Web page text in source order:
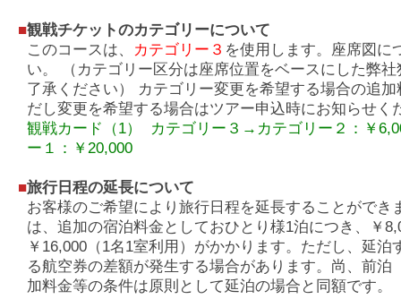
■観戦チケットのカテゴリーについて
このコースは、 カテゴリー３ を使用します。座席図に
い。 （カテゴリー区分は座席位置をベースにした弊
了承ください） カテゴリー変更を希望する場合の追
だし変更を希望する場合はツアー申込時にお知らせく
観戦カード（1） カテゴリー３→カテゴリー２：￥
ー１：￥20,000
■旅行日程の延長について
お客様のご希望により旅行日程を延長することができ
は、追加の宿泊料金としておひとり様1泊につき、￥
￥16,000（1名1室利用）がかかります。ただし、延
る航空券の差額が発生する場合があります。尚、前泊
加料金等の条件は原則として延泊の場合と同額です。